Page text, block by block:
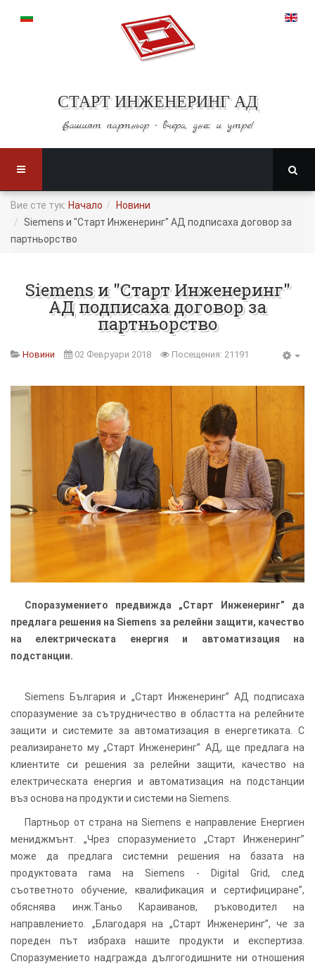
СТАРТ ИНЖЕНЕРИНГ АД
Вашият партньор - вчера, днес и утре!
Вие сте тук: Начало
Новини
Siemens и "Старт Инженеринг" АД подписаха договор за
партньорство
Siemens и "Старт Инженеринг"
АД подписаха договор за
партньорство
Новини 02 Февруари 2018 Посещения: 21191
Споразумението предвижда „Старт Инженеринг” да
предлага решения на Siemens за релейни защити, качество
на електрическата енергия и автоматизация на
подстанции.
Siemens България и „Старт Инженеринг” АД подписаха
споразумение за сътрудничество в областта на релейните
защити и системите за автоматизация в енергетиката. С
реализирането му „Старт Инженеринг” АД, ще предлага на
клиентите си решения за релейни защити, качество на
електрическата енергия и автоматизация на подстанции
въз основа на продукти и системи на Siemens.
Партньор от страна на Siemens е направление Енергиен
мениджмънт. „Чрез споразумението „Старт Инженеринг”
може да предлага системни решения на базата на
продуктовата гама на Siemens - Digital Grid, след
съответното обучение, квалификация и сертифициране”,
обяснява инж.Таньо Караиванов, ръководител на
направлението. „Благодаря на „Старт Инженеринг”, че за
пореден път избраха нашите продукти и експертиза.
Споразумението надгражда дългогодишните ни отношения